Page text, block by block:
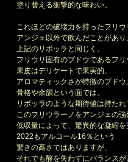
塗り替える衝撃的な味わい。
これほどの破壊力を持ったフリウ
アンジェ以外で飲んだことがあり
上記のリボッラと同じく、
フリウリ固有のブドウであるフリ
果皮はデリケートで果実的、
アロマティックさが特徴のブドウ
骨格や余韻という面では、
リボッラのような期待値は持たれ
このフリウラーノをアンジェの強
低収量によって、驚異的な凝縮を
2022もアルコール16％という
驚きの高さではありますが、
それでも酸を失わずにバランスが